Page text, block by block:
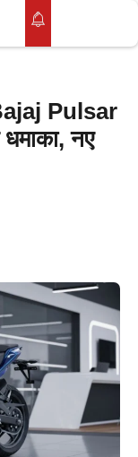
Pulsar
नए